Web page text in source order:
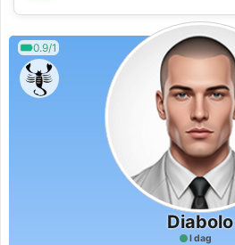
💕
0.9/1
Diabolo
I dag